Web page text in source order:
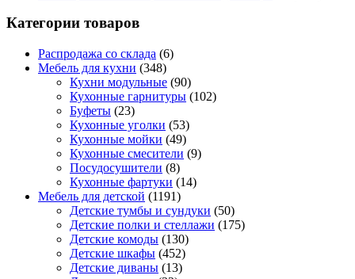
Категории товаров
Распродажа со склада (6)
Мебель для кухни (348)
Кухни модульные (90)
Кухонные гарнитуры (102)
Буфеты (23)
Кухонные уголки (53)
Кухонные мойки (49)
Кухонные смесители (9)
Посудосушители (8)
Кухонные фартуки (14)
Мебель для детской (1191)
Детские тумбы и сундуки (50)
Детские полки и стеллажи (175)
Детские комоды (130)
Детские шкафы (452)
Детские диваны (13)